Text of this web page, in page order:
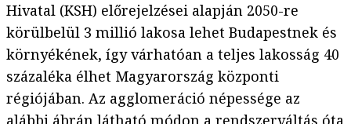
Hivatal (KSH) előrejelzései alapján 2050-re
körülbelül 3 millió lakosa lehet Budapestnek és
környékének, így várhatóan a teljes lakosság 40
százaléka élhet Magyarország központi
régiójában. Az agglomeráció népessége az
alábbi ábrán látható módon a rendszerváltás óta